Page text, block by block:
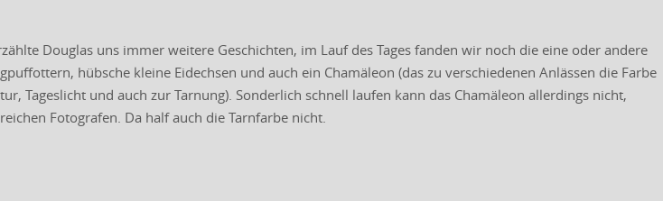
Douglas uns immer weitere Geschichten, im Lauf des Tages fanden wir noch die eine oder andere
hübsche kleine Eidechsen und auch ein Chamäleon (das zu verschiedenen Anlässen die Farbe
Tageslicht und auch zur Tarnung). Sonderlich schnell laufen kann das Chamäleon allerdings nicht,
Fotografen. Da half auch die Tarnfarbe nicht.